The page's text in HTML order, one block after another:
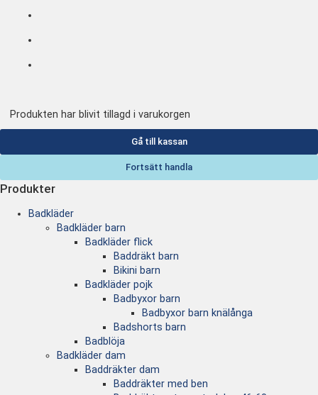
Produkten har blivit tillagd i varukorgen
Gå till kassan
Fortsätt handla
Produkter
Badkläder
Badkläder barn
Badkläder flick
Baddräkt barn
Bikini barn
Badkläder pojk
Badbyxor barn
Badbyxor barn knälånga
Badshorts barn
Badblöja
Badkläder dam
Baddräkter dam
Baddräkter med ben